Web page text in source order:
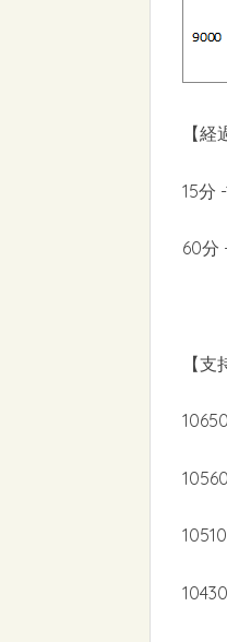
【経
15分
60分
【支
10560
10510
10430